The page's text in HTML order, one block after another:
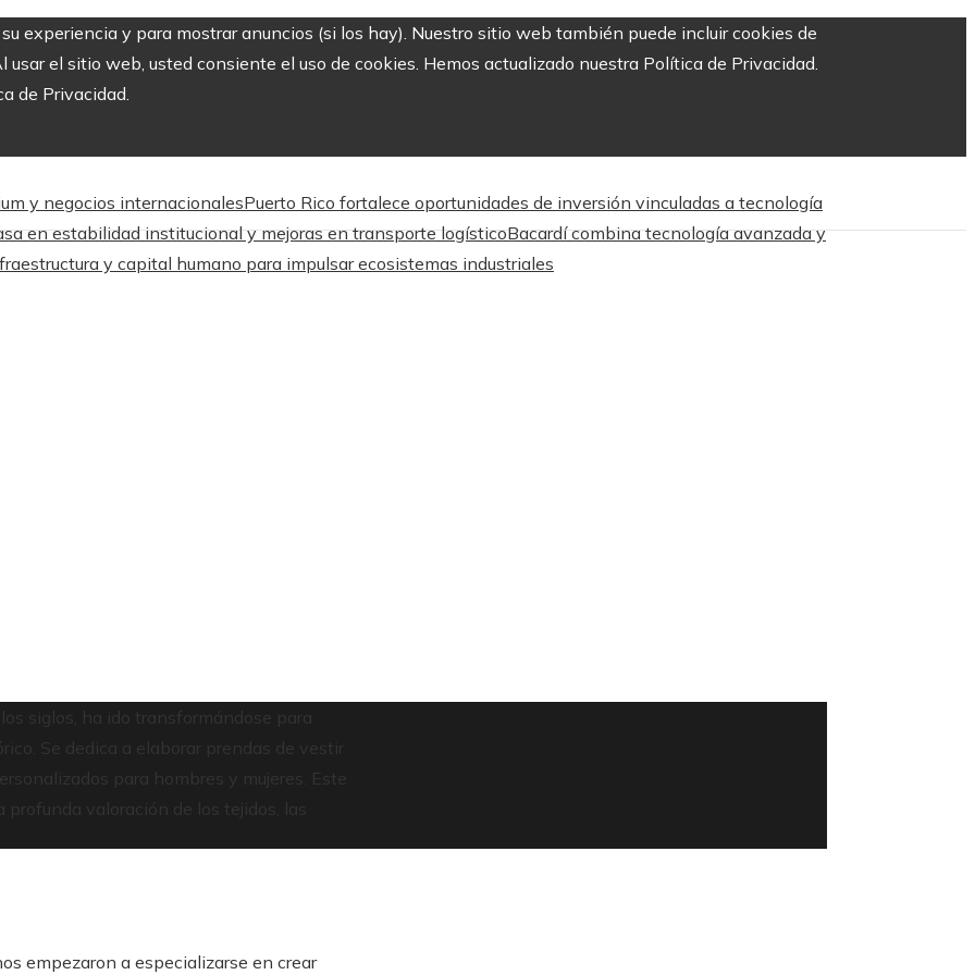
experiencia y para mostrar anuncios (si los hay). Nuestro sitio web también puede incluir cookies de
el sitio web, usted consiente el uso de cookies. Hemos actualizado nuestra Política de Privacidad.
de Privacidad.
y negocios internacionalesPuerto Rico fortalece oportunidades de inversión vinculadas a tecnología
en estabilidad institucional y mejoras en transporte logísticoBacardí combina tecnología avanzada y
y capital humano para impulsar ecosistemas industriales
siglos, ha ido transformándose para
Se dedica a elaborar prendas de vestir
para hombres y mujeres. Este
valoración de los tejidos, las
empezaron a especializarse en crear